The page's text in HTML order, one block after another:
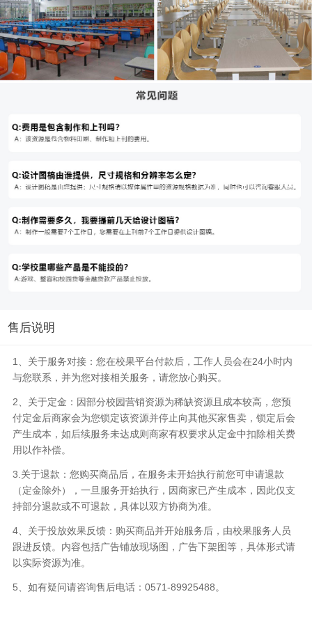
售后说明
1、关于服务对接：您在校果平台付款后，工作人员会在24小时内
与您联系，并为您对接相关服务，请您放心购买。
2、关于定金：因部分校园营销资源为稀缺资源且成本较高，您预
付定金后商家会为您锁定该资源并停止向其他买家售卖，锁定后会
产生成本，如后续服务未达成则商家有权要求从定金中扣除相关费
用以作补偿。
3.关于退款：您购买商品后，在服务未开始执行前您可申请退款
（定金除外），一旦服务开始执行，因商家已产生成本，因此仅支
持部分退款或不可退款，具体以双方协商为准。
4、关于投放效果反馈：购买商品并开始服务后，由校果服务人员
跟进反馈。内容包括广告铺放现场图，广告下架图等，具体形式请
以实际资源为准。
5、如有疑问请咨询售后电话：0571-89925488。